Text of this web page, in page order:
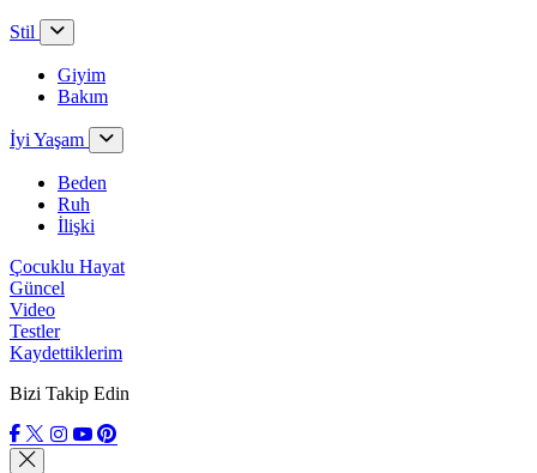
Stil
Giyim
Bakım
İyi Yaşam
Beden
Ruh
İlişki
Çocuklu Hayat
Güncel
Video
Testler
Kaydettiklerim
Bizi Takip Edin